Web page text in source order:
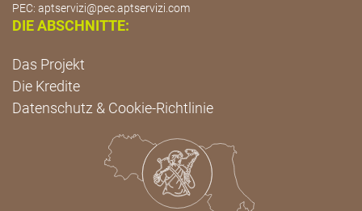
PEC: aptservizi@pec.aptservizi.com
DIE ABSCHNITTE:
Das Projekt
Die Kredite
Datenschutz & Cookie-Richtlinie